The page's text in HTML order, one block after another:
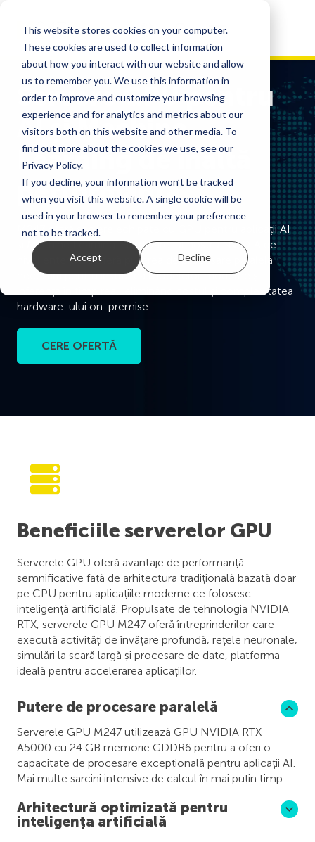
This website stores cookies on your computer.
These cookies are used to collect information
about how you interact with our website and allow
us to remember you. We use this information in
order to improve and customize your browsing
experience and for analytics and metrics about our
visitors both on this website and other media. To
find out more about the cookies we use, see our
Privacy Policy.
If you decline, your information won’t be tracked
when you visit this website. A single cookie will be
used in your browser to remember your preference
not to be tracked.
Accept Decline
Servere GPU pentru
AI și Machine
Learning de înaltă
performanță
M247 oferă servere echipate cu GPU pentru aplicații AI
și Machine Learning. Hardware-ul nostru NVIDIA de
nivel enterprise oferă puterea de procesare paralelă
necesară pentru instruirea modelelor moderne și
inferența în timp real, eliminând costul și complexitatea
hardware-ului on-premise.
CERE OFERTĂ
Beneficiile serverelor GPU
Serverele GPU oferă avantaje de performanță
semnificative față de arhitectura tradițională bazată doar
pe CPU pentru aplicațiile moderne ce folosesc
inteligență artificială. Propulsate de tehnologia NVIDIA
RTX, serverele GPU M247 oferă întreprinderilor care
execută activități de învățare profundă, rețele neuronale,
simulări la scară largă și procesare de date, platforma
ideală pentru accelerarea aplicațiilor.
Putere de procesare paralelă
Serverele GPU M247 utilizează GPU NVIDIA RTX
A5000 cu 24 GB memorie GDDR6 pentru a oferi o
capacitate de procesare excepțională pentru aplicații AI.
Mai multe sarcini intensive de calcul în mai puțin timp.
Arhitectură optimizată pentru
inteligența artificială